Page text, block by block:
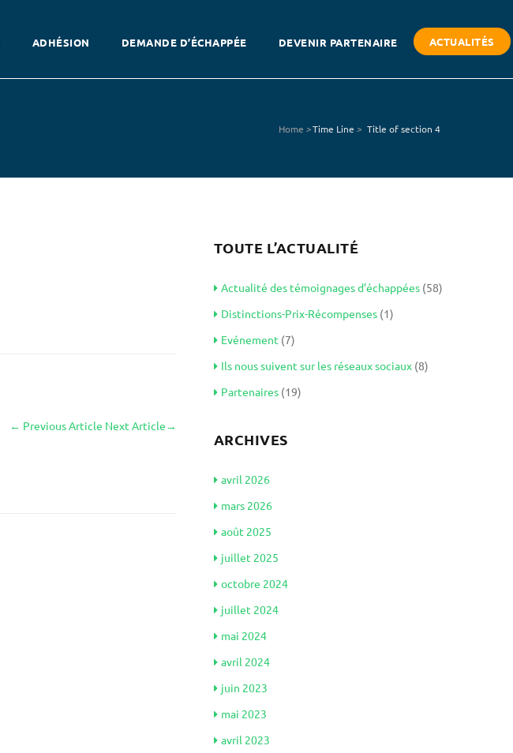
ADHÉSION DEMANDE D’ÉCHAPPÉE DEVENIR PARTENAIRE ACTUALITÉS
Home >Time Line > Title of section 4
← Previous Article Next Article→
TOUTE L’ACTUALITÉ
Actualité des témoignages d’échappées(58)
Distinctions-Prix-Récompenses(1)
Evénement (7)
Ils nous suivent sur les réseaux sociaux(8)
Partenaires(19)
ARCHIVES
avril 2026
mars 2026
août 2025
juillet 2025
octobre 2024
juillet 2024
mai 2024
avril 2024
juin 2023
mai 2023
avril 2023